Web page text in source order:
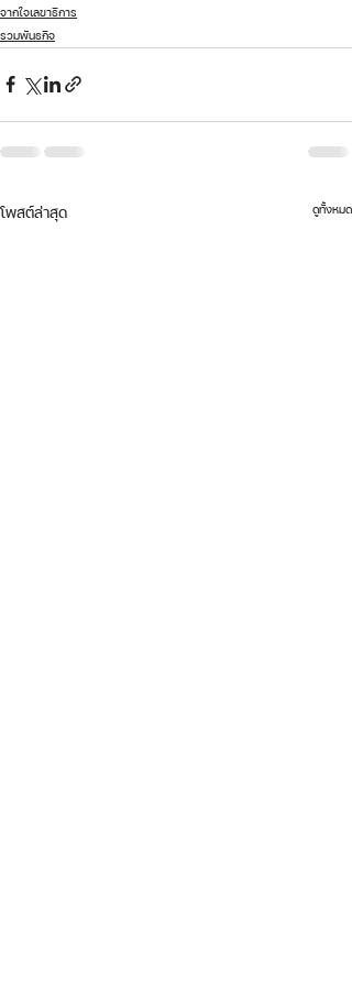
จากใจเลขาธิการ
รวมพันธกิจ
โพสต์ล่าสุด ดูทั้งหมด